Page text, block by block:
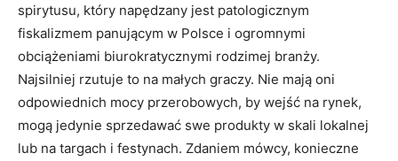
spirytusu, który napędzany jest patologicznym
fiskalizmem panującym w Polsce i ogromnymi
obciążeniami biurokratycznymi rodzimej branży.
Najsilniej rzutuje to na małych graczy. Nie mają oni
odpowiednich mocy przerobowych, by wejść na rynek,
mogą jedynie sprzedawać swe produkty w skali lokalnej
lub na targach i festynach. Zdaniem mówcy, konieczne